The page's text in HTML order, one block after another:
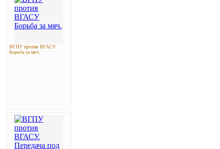
ВГПУ против ВГАСУ
Борьба за мяч.